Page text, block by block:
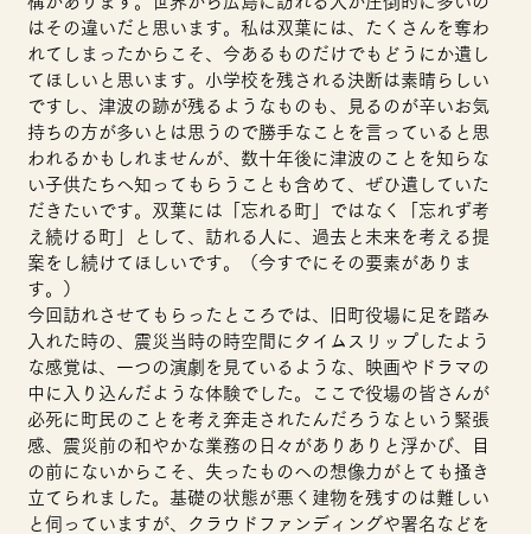
はその違いだと思います。私は双葉には、たくさんを奪わ
れてしまったからこそ、今あるものだけでもどうにか遺し
てほしいと思います。小学校を残される決断は素晴らしい
ですし、津波の跡が残るようなものも、見るのが辛いお気
持ちの方が多いとは思うので勝手なことを言っていると思
われるかもしれませんが、数十年後に津波のことを知らな
い子供たちへ知ってもらうことも含めて、ぜひ遺していた
だきたいです。双葉には「忘れる町」ではなく「忘れず考
え続ける町」として、訪れる人に、過去と未来を考える提
案をし続けてほしいです。（今すでにその要素がありま
す。）
今回訪れさせてもらったところでは、旧町役場に足を踏み
入れた時の、震災当時の時空間にタイムスリップしたよう
な感覚は、一つの演劇を見ているような、映画やドラマの
中に入り込んだような体験でした。ここで役場の皆さんが
必死に町民のことを考え奔走されたんだろうなという緊張
感、震災前の和やかな業務の日々がありありと浮かび、目
の前にないからこそ、失ったものへの想像力がとても掻き
立てられました。基礎の状態が悪く建物を残すのは難しい
と伺っていますが、クラウドファンディングや署名などを